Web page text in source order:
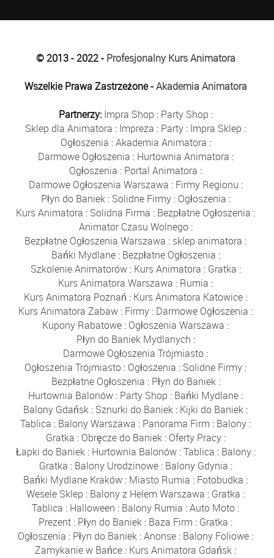
© 2013 - 2022 - Profesjonalny Kurs Animatora
Wszelkie Prawa Zastrzeżone -Akademia Animatora
Partnerzy: Impra Shop : Party Shop :
Sklep dla Animatora : Impreza : Party : Impra Sklep :
Ogłoszenia :Akademia Animatora :
Darmowe Ogłoszenia : Hurtownia Animatora :
Ogłoszenia : Portal Animatora :
Darmowe Ogłoszenia Warszawa : Firmy Regionu :
Płyn do Baniek: Solidne Firmy: Ogłoszenia :
Kurs Animatora : Solidna Firma : Bezpłatne Ogłoszenia :
Animator Czasu Wolnego:
Bezpłatne Ogłoszenia Warszawa : sklep animatora :
Bańki Mydlane: Bezpłatne Ogłoszenia :
Szkolenie Animatorów: Kurs Animatora : Gratka :
Kurs Animatora Warszawa : Rumia :
Kurs Animatora Poznań : Kurs Animatora Katowice :
Kurs Animatora Zabaw : Firmy : Darmowe Ogłoszenia :
Kupony Rabatowe : Ogłoszenia Warszawa :
Płyn do Baniek Mydlanych :
Darmowe Ogłoszenia Trójmiasto :
Ogłoszenia Trójmiasto : Ogłoszenia : Solidne Firmy :
Bezpłatne Ogłoszenia : Płyn do Baniek:
Hurtownia Balonów : Party Shop : Bańki Mydlane :
Balony Gdańsk : Sznurki do Baniek : Kijki do Baniek :
Tablica : Balony Warszawa : Panorama Firm : Balony :
Gratka : Obręcze do Baniek: Oferty Pracy:
Łapki do Baniek: Hurtownia Balonów:Tablica : Balony:
Gratka : Balony Urodzinowe: Balony Gdynia :
Bańki Mydlane Kraków : Miasto Rumia : Fotobudka :
Wesele Sklep : Balony z Helem Warszawa : Gratka :
Tablica : Halloween : Balony Rumia :Auto Moto :
Prezent : Płyn do Baniek : Baza Firm : Gratka :
Ogłoszenia : Płyn do Baniek :Anonse : Balony Foliowe :
Zamykanie w Bańce : Kurs Animatora Gdańsk :